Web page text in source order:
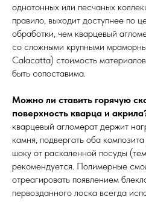
однотонных или песчаных
правило, выходит доступнее по
обработки, чем кварцевый
со сложными крупными
Calacatta) стоимость
быть сопоставима.
Можно ли ставить горячую
поверхность кварца и
кварцевый агломерат держит
камня, подвергать оба
шоку от раскаленной посуды
рекомендуется. Полимерные
отреагировать появлением
первозданного лоска всегда